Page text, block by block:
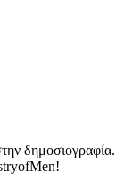
δημοσιογραφία.